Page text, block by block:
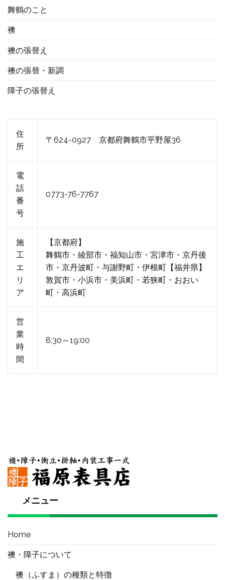
舞鶴のこと
襖
襖の張替え
襖の張替・新調
障子の張替え
住
所
〒624-0927 京都府舞鶴市平野屋36
電
話
番
号
0773-76-7767
施
工
エ
リ
ア
【京都府】
舞鶴市・綾部市・福知山市・宮津市・京丹後
市・京丹波町・与謝野町・伊根町【福井県】
敦賀市・小浜市・美浜町・若狭町・おおい
町・高浜町
営
業
時
間
8:30～19:00
メニュー
Home
襖・障子について
襖（ふすま）の種類と特徴